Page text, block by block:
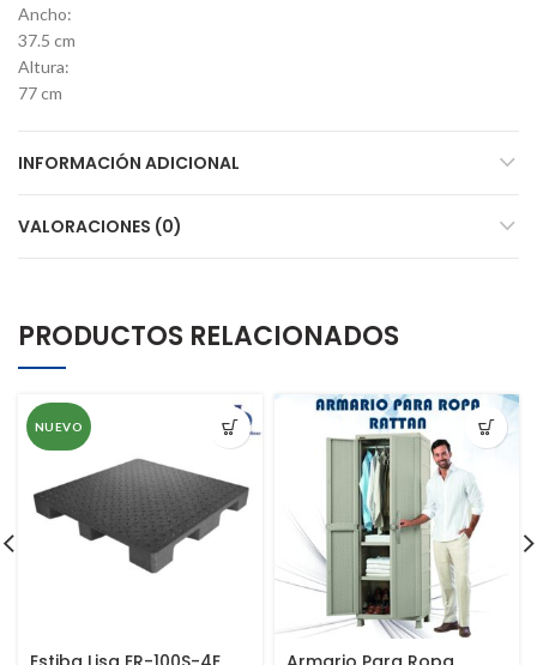
Ancho:
37.5 cm
Altura:
77 cm
INFORMACIÓN ADICIONAL
VALORACIONES (0)
PRODUCTOS RELACIONADOS
NUEVO